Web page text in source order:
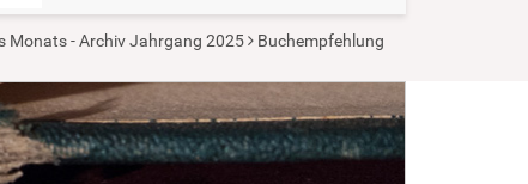
Monats - Archiv Jahrgang 2025
Buchempfehlung